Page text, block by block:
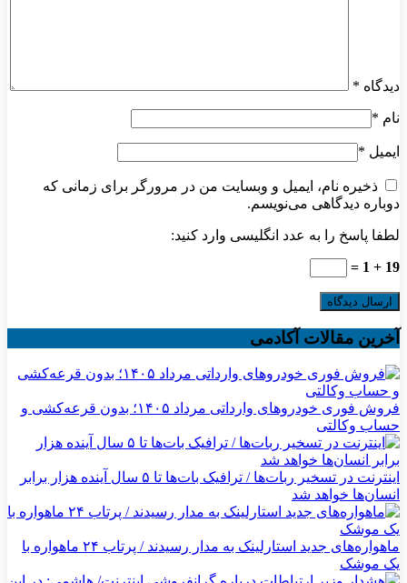
دیدگاه *
نام *
ایمیل *
ذخیره نام، ایمیل و وبسایت من در مرورگر برای زمانی که
دوباره دیدگاهی می‌نویسم.
لطفا پاسخ را به عدد انگلیسی وارد کنید:
19 + 1 =
آخرین مقالات آکادمی
فروش فوری خودروهای وارداتی مرداد ۱۴۰۵؛ بدون قرعه‌کشی و
حساب وکالتی
اینترنت در تسخیر ربات‌ها / ترافیک بات‌ها تا ۵ سال آینده هزار برابر
انسان‌ها خواهد شد
ماهواره‌های جدید استارلینک به مدار رسیدند / پرتاب ۲۴ ماهواره با
یک موشک